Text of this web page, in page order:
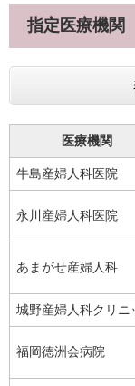
指定医療機関
医療機関
牛島産婦人科医院
永川産婦人科医院
あまがせ産婦人科
城野産婦人科クリニ
福岡徳洲会病院